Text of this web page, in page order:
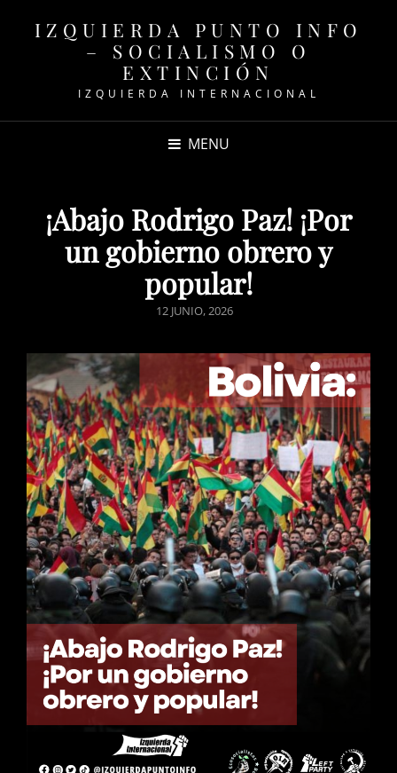
IZQUIERDA PUNTO INFO
– SOCIALISMO O
EXTINCIÓN
IZQUIERDA INTERNACIONAL
MENU
¡Abajo Rodrigo Paz! ¡Por
un gobierno obrero y
popular!
POSTED
12 JUNIO, 2026